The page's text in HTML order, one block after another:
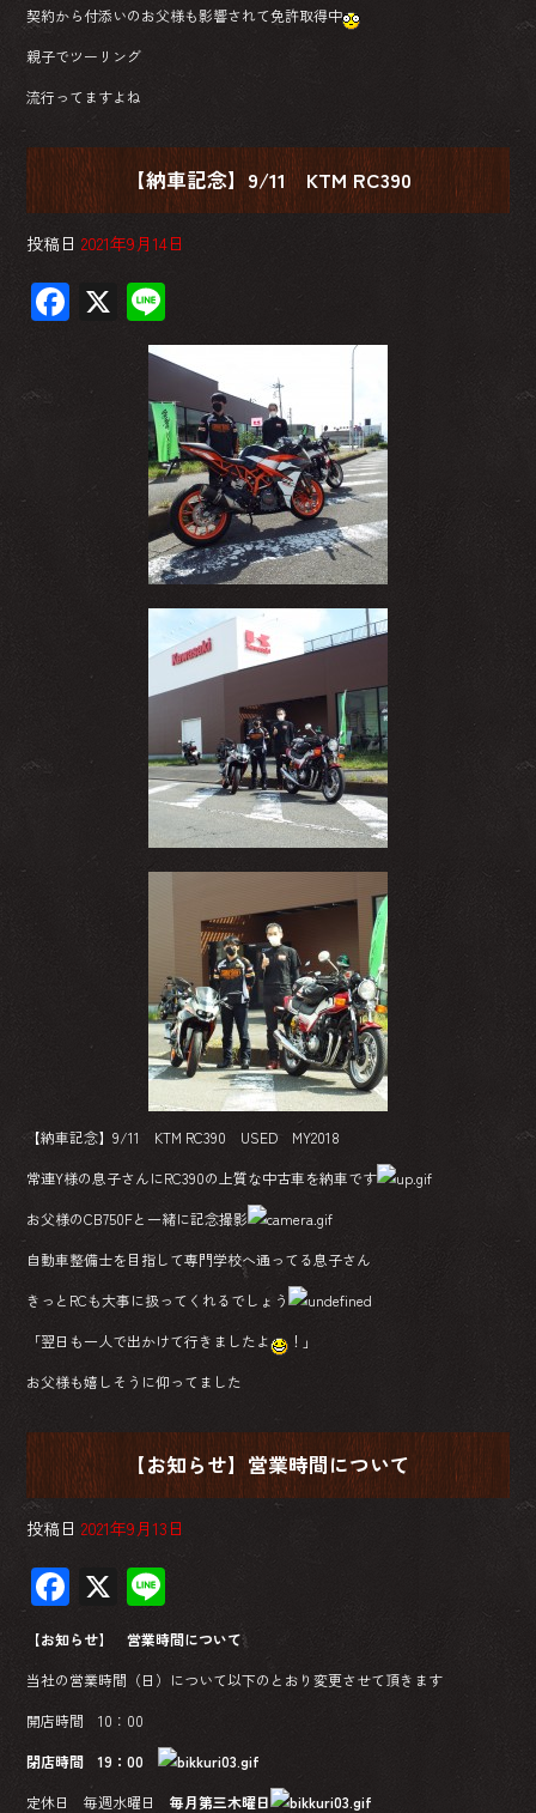
契約から付添いのお父様も影響されて免許取得中
親子でツーリング
流行ってますよね
【納車記念】9/11 KTM RC390
投稿日 2021年9月14日
F X
ne
【納車記念】9/11 KTM RC390 USED MY2018
常連Y様の息子さんにRC390の上質な中古車を納車です
お父様のCB750Fと一緒に記念撮影
自動車整備士を目指して専門学校へ通ってる息子さん
きっとRCも大事に扱ってくれるでしょう
「翌日も一人で出かけて行きましたよ
！」
お父様も嬉しそうに仰ってました
【お知らせ】営業時間について
投稿日 2021年9月13日
F
ac
e
b
o
ok
X
ne
【お知らせ】 営業時間について
当社の営業時間（日）について以下のとおり変更させて頂きます
開店時間 10：00
閉店時間 19：00
定休日 毎週水曜日毎月第三木曜日